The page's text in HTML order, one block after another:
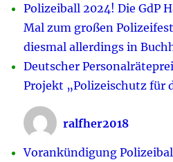
Polizeiball 2024! Die GdP
Mal zum großen
diesmal allerdings in
Deutscher
Projekt „Polizeischutz für
ralfher2018
Vorankündigung